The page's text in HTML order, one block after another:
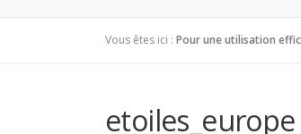
Vous êtes ici : Pour une utilisation
etoiles_europe